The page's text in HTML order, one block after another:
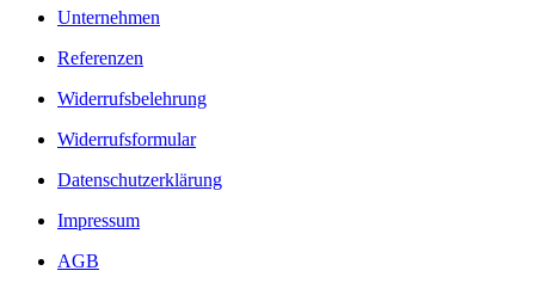
Unternehmen
Referenzen
Widerrufsbelehrung
Widerrufsformular
Datenschutzerklärung
Impressum
AGB